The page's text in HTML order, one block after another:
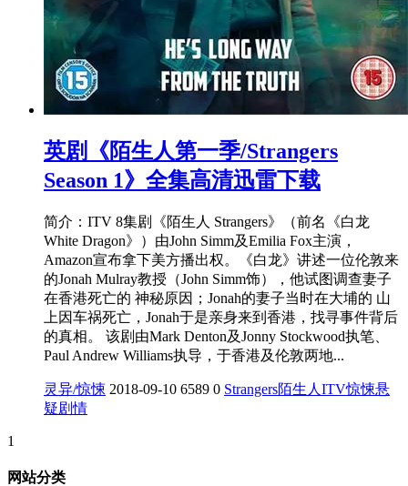
英剧《陌生人第一季/Strangers
Season 1》全集高清迅雷下载
简介：ITV 8集剧《陌生人 Strangers》（前名《白龙
White Dragon》）由John Simm及Emilia Fox主演，
Amazon宣布拿下美方播出权。《白龙》讲述一位伦敦来
的Jonah Mulray教授（John Simm饰），他试图调查妻子
在香港死亡的 神秘原因；Jonah的妻子当时在大埔的 山
上因车祸死亡，Jonah于是亲身来到香港，找寻事件背后
的真相。 该剧由Mark Denton及Jonny Stockwood执笔、
Paul Andrew Williams执导，于香港及伦敦两地...
灵异/惊悚 2018-09-10 6589 0 Strangers陌生人 ITV惊悚悬
疑剧情
1
网站分类